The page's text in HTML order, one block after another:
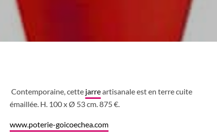
Contemporaine, cette jarreartisanale est en terre cuite
émaillée. H. 100 x Ø 53 cm. 875 €.
www.poterie-goicoechea.com